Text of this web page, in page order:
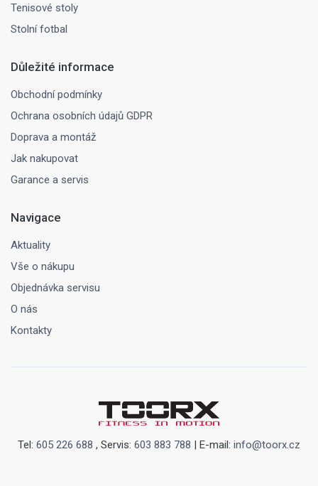
Tenisové stoly
Stolní fotbal
Důležité informace
Obchodní podmínky
Ochrana osobních údajů GDPR
Doprava a montáž
Jak nakupovat
Garance a servis
Navigace
Aktuality
Vše o nákupu
Objednávka servisu
O nás
Kontakty
Tel: 605 226 688 , Servis: 603 883 788 | E-mail: info@toorx.cz